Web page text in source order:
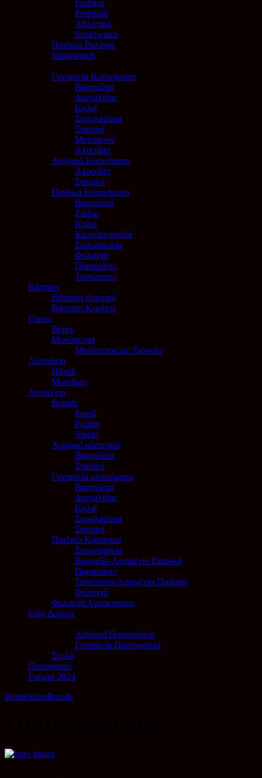
Fashion
Premium
Αθλητικά
Smartwatch
Παιδικά Ρολόγια
Smartwatch
Γυναικεία Κοσμήματα
Βραχιόλια
Δαχτυλίδια
Κολιέ
Σκουλαρίκια
Σταυροί
Μενταγιόν
Αλυσίδες
Ανδρικά Κοσμήματα
Αλυσίδες
Σταυροί
Παιδικά Κοσμήματα
Βραχιόλια
Ζώδια
Κολιέ
Κωνσταντινάτα
Σκουλαρίκια
Φυλαχτά
Παραμάνες
Ταυτότητες
Βάπτιση
Βάπτιση Αγοριού
Βάπτιση Κορίτσι
Γάμος
Βέρες
Μονόπετρα
Μονόπετρα με Ζιργκόν
Λουράκια
Hirsch
Morellato
Ασημένια
Brands
Fossil
Puppis
Visetti
Ανδρικό κόσμημα
Βραχιόλια
Σταυροί
Γυναικεία κοσμήματα
Βραχιόλια
Δαχτυλίδια
Κολιέ
Σκουλαρίκια
Σταυροί
Παιδικό Κόσμημα
Σκουλαρίκια
Βραχιόλι-Ασημένιο Παιδικό
Παραμάνες
Ταυτότητα-Ασημένια Παιδική
Φυλαχτά
Φυλαχτά Αυτοκινήτου
Είδη Δώρων
Ανδρικά Πορτοφόλια
Γυναικεία Πορτοφόλια
Στυλό
Προσφορές
Γούρια 2024
HomeShopBrands